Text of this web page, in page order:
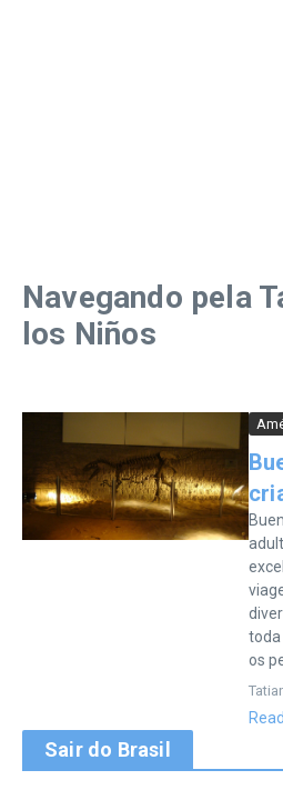
Navegando pela
los Niños
toda
os
Sair do Brasil